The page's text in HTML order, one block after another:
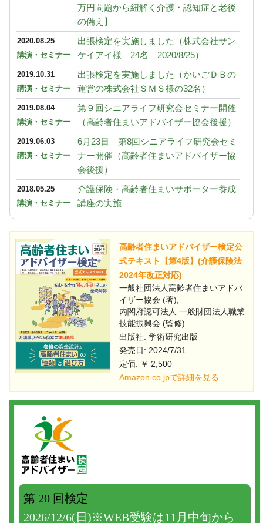
万円問題から紐解く介護・認知症と老後
の備え】
2020.08.25
講演・セミナー
出張検定を実施しました（株式会社サン
ケイアイ様 24名 2020/8/25）
2019.10.31
講演・セミナー
出張検定を実施しました（かいごＤＢの
運営の株式会社ＳＭＳ様の32名）
2019.08.04
講演・セミナー
第９回シニアライフ研究会セミナー開催
（高齢者住まいアドバイザー協会後援）
2019.06.03
講演・セミナー
6月23日 第8回シニアライフ研究会セミ
ナー開催（高齢者住まいアドバイザー協
会後援）
2018.05.25
講演・セミナー
介護保険・高齢者住まいサポーター養成
講座の実施
高齢者住まいアドバイザー検定公
式テキスト【第4版】(介護保険法
2024年改正対応)
一般社団法人高齢者住まいアドバ
イザー協会 (著),
内閣府認可法人 一般財団法人職業
技能振興会 (監修)
出版社: 学術研究出版
発売日: 2024/7/31
定価: ￥ 2,500
Amazon.co.jpで詳細を見る
第 20 回検定
2026/12/6(日)※WEB受験は11月中旬から